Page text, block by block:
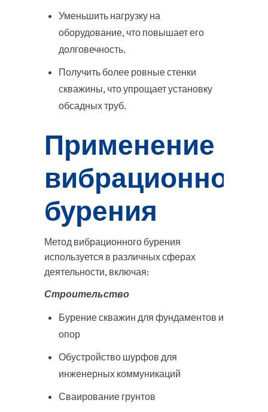
Уменьшить нагрузку на
оборудование, что повышает его
долговечность.
Получить более ровные стенки
скважины, что упрощает установку
обсадных труб.
Применение
вибрационного
бурения
Метод вибрационного бурения
используется в различных сферах
деятельности, включая:
Строительство
Бурение скважин для фундаментов и
опор
Обустройство шурфов для
инженерных коммуникаций
Сваирование грунтов